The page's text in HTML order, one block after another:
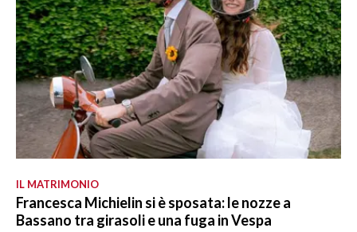
IL MATRIMONIO
Francesca Michielin si è sposata: le nozze a
Bassano tra girasoli e una fuga in Vespa